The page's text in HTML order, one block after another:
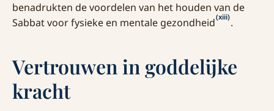
benadrukten de voordelen van het houden van de
Sabbat voor fysieke en mentale gezondheid(xiii).
Vertrouwen in goddelijke
kracht